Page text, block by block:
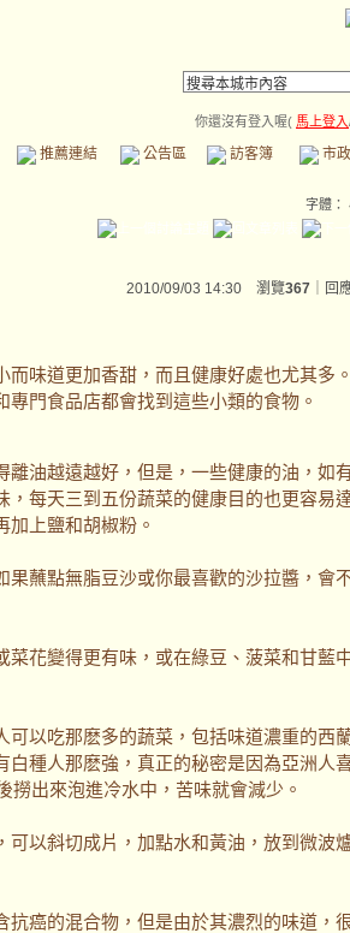
你還沒有登入喔( 馬上登入
推薦連結 公告區 訪客簿 市
字體：
2010/09/03 14:30 瀏覽367 ｜回
味道更加香甜，而且健康好處也尤其多
門食品店都會找到這些小類的食物。
油越遠越好，但是，一些健康的油，如
，每天三到五份蔬菜的健康目的也更容易
加上鹽和胡椒粉。
蘸點無脂豆沙或你最喜歡的沙拉醬，會
花變得更有味，或在綠豆、菠菜和甘藍
以吃那麽多的蔬菜，包括味道濃重的西
白種人那麽強，真正的秘密是因為亞洲人
撈出來泡進冷水中，苦味就會減少。
以斜切成片，加點水和黃油，放到微波
癌的混合物，但是由於其濃烈的味道，